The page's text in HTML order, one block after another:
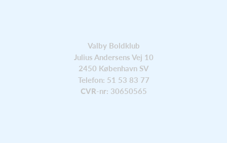
Valby Boldklub
Julius Andersens Vej 10
2450 København SV
Telefon: 51 53 83 77
CVR-nr: 30650565